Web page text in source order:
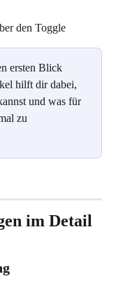
den Toggle
ersten Blick
hilft dir dabei,
und was für
zu
im Detail